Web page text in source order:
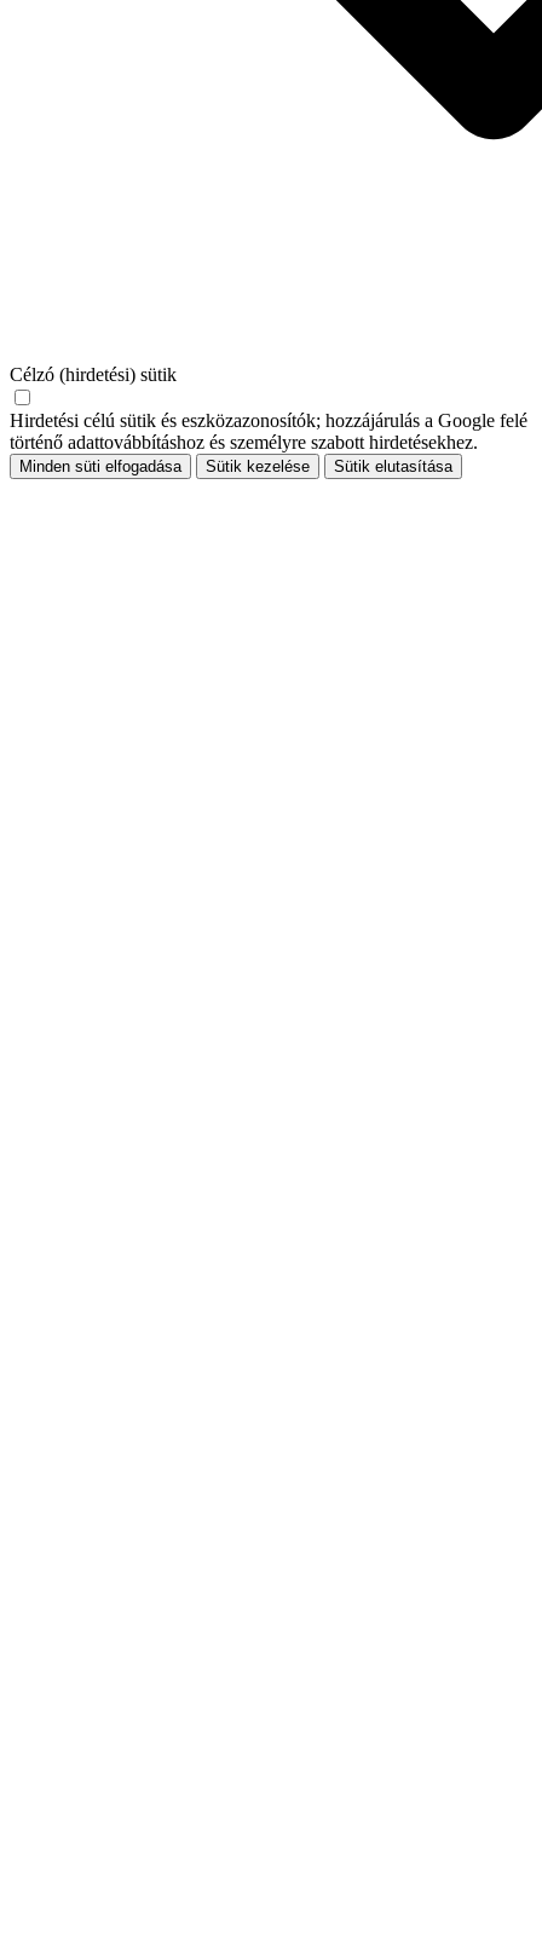
Célzó (hirdetési) sütik
Hirdetési célú sütik és eszközazonosítók; hozzájárulás a Google felé
történő adattovábbításhoz és személyre szabott hirdetésekhez.
Minden süti elfogadása Sütik kezelése Sütik elutasítása